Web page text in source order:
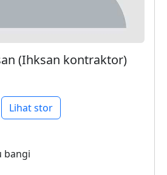
(Ihksan kontraktor)
Lihat stor
bangi